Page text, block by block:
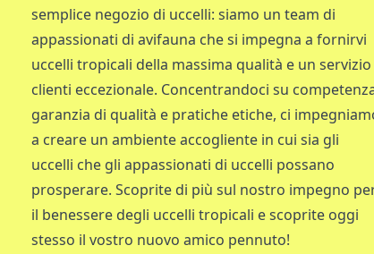
semplice negozio di uccelli: siamo un team di
appassionati di avifauna che si impegna a fornirvi
uccelli tropicali della massima qualità e un servizio
clienti eccezionale. Concentrandoci su
garanzia di qualità e pratiche etiche, ci
a creare un ambiente accogliente in cui sia gli
uccelli che gli appassionati di uccelli possano
prosperare. Scoprite di più sul nostro impegno
il benessere degli uccelli tropicali e scoprite oggi
stesso il vostro nuovo amico pennuto!